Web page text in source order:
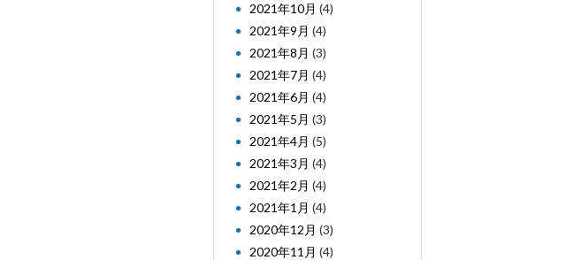
2021年10月 (4)
2021年9月 (4)
2021年8月 (3)
2021年7月 (4)
2021年6月 (4)
2021年5月 (3)
2021年4月 (5)
2021年3月 (4)
2021年2月 (4)
2021年1月 (4)
2020年12月 (3)
2020年11月 (4)